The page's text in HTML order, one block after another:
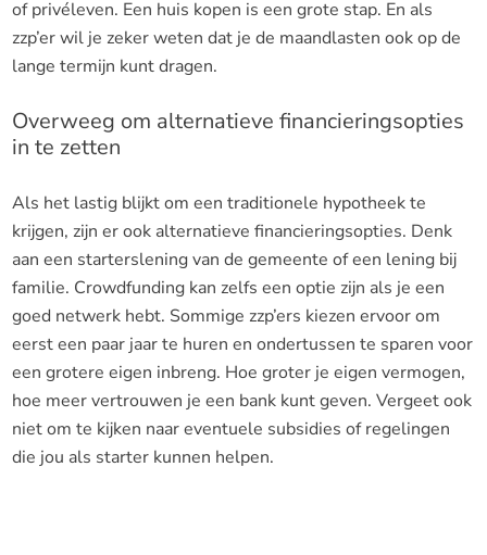
of privéleven. Een huis kopen is een grote stap. En als
zzp’er wil je zeker weten dat je de maandlasten ook op de
lange termijn kunt dragen.
Overweeg om alternatieve financieringsopties
in te zetten
Als het lastig blijkt om een traditionele hypotheek te
krijgen, zijn er ook alternatieve financieringsopties. Denk
aan een starterslening van de gemeente of een lening bij
familie. Crowdfunding kan zelfs een optie zijn als je een
goed netwerk hebt. Sommige zzp’ers kiezen ervoor om
eerst een paar jaar te huren en ondertussen te sparen voor
een grotere eigen inbreng. Hoe groter je eigen vermogen,
hoe meer vertrouwen je een bank kunt geven. Vergeet ook
niet om te kijken naar eventuele subsidies of regelingen
die jou als starter kunnen helpen.